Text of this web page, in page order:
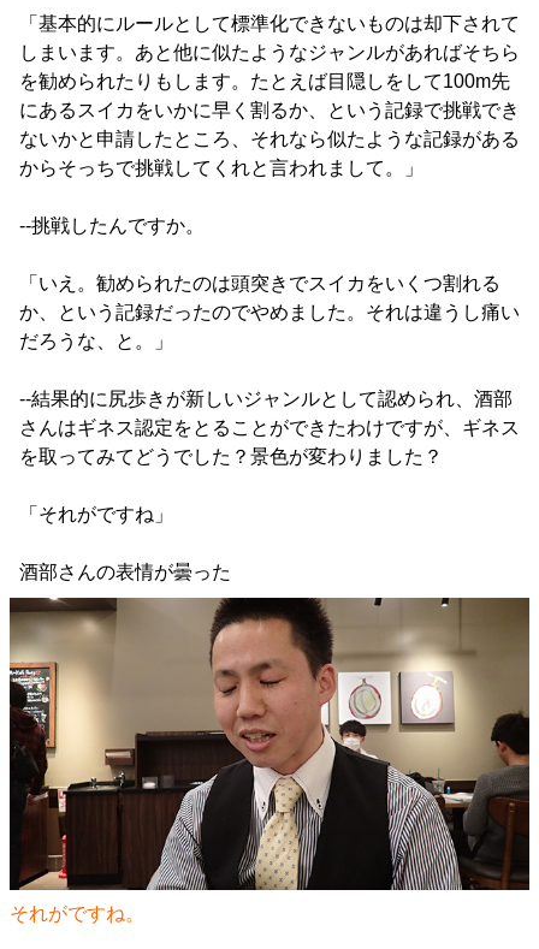
「基本的にルールとして標準化できないものは却下されて
しまいます。あと他に似たようなジャンルがあればそちら
を勧められたりもします。たとえば目隠しをして100m先
にあるスイカをいかに早く割るか、という記録で挑戦でき
ないかと申請したところ、それなら似たような記録がある
からそっちで挑戦してくれと言われまして。」
--挑戦したんですか。
「いえ。勧められたのは頭突きでスイカをいくつ割れる
か、という記録だったのでやめました。それは違うし痛い
だろうな、と。」
--結果的に尻歩きが新しいジャンルとして認められ、酒部
さんはギネス認定をとることができたわけですが、ギネス
を取ってみてどうでした？景色が変わりました？
「それがですね」
酒部さんの表情が曇った
それがですね。